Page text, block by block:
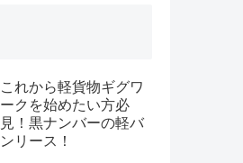
これから軽貨物ギグワ
ークを始めたい方必
見！黒ナンバーの軽バ
ンリース！